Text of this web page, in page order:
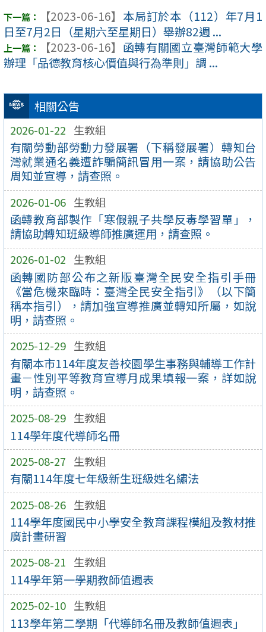
相關公告
2026-01-22 生教組
有關勞動部勞動力發展署（下稱發展署）轉知台
灣就業通名義遭詐騙簡訊冒用一案，請協助公告
周知並宣導，請查照。
2026-01-06 生教組
函轉教育部製作「寒假親子共學反毒學習單」，
請協助轉知班級導師推廣運用，請查照。
2026-01-02 生教組
函轉國防部公布之新版臺灣全民安全指引手冊
《當危機來臨時：臺灣全民安全指引》（以下簡
稱本指引），請加強宣導推廣並轉知所屬，如說
明，請查照。
2025-12-29 生教組
有關本市114年度友善校園學生事務與輔導工作計
畫－性別平等教育宣導月成果填報一案，詳如說
明，請查照。
2025-08-29 生教組
114學年度代導師名冊
2025-08-27 生教組
有關114年度七年級新生班級姓名繡法
2025-08-26 生教組
114學年度國民中小學安全教育課程模組及教材推
廣計畫研習
2025-08-21 生教組
114學年第一學期教師值週表
2025-02-10 生教組
113學年第二學期「代導師名冊及教師值週表」
【2023-06-16】 本局訂於本（112）年7月1
日至7月2日（星期六至星期日）舉辦82週 ...
【2023-06-16】 函轉有關國立臺灣師範大學
辦理「品德教育核心價值與行為準則」調 ...